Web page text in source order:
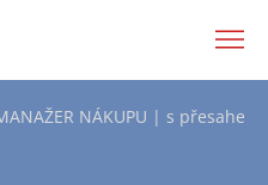
NÁKUPU | s